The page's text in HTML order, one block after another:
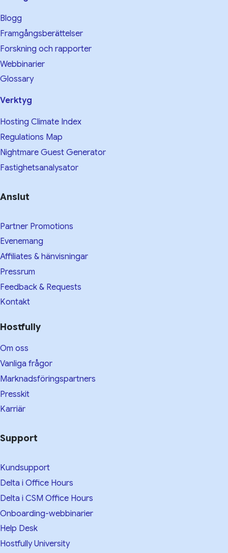
Blogg
Framgångsberättelser
Forskning och rapporter
Webbinarier
Glossary
Verktyg
Hosting Climate Index
Regulations Map
Nightmare Guest Generator
Fastighetsanalysator
Anslut
Partner Promotions
Evenemang
Affiliates & hänvisningar
Pressrum
Feedback & Requests
Kontakt
Hostfully
Om oss
Vanliga frågor
Marknadsföringspartners
Presskit
Karriär
Support
Kundsupport
Delta i Office Hours
Delta i CSM Office Hours
Onboarding-webbinarier
Help Desk
Hostfully University